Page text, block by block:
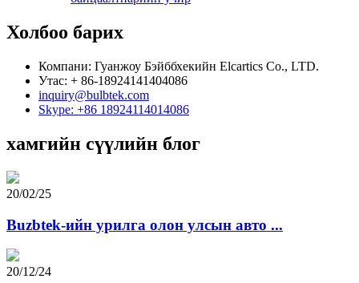
Холбоо барих
Компани: Гуанжоу Бэйббхекийн Elcartics Co., LTD.
Утас: + 86-18924141404086
inquiry@bulbtek.com
Skype: +86 18924114014086
хамгийн сүүлийн блог
20/02/25
Buzbtek-ийн урилга олон улсын авто ...
20/12/24